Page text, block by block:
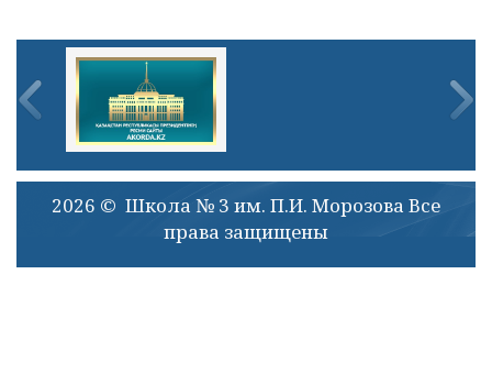
2026 © Школа № 3 им. П.И. Морозова Все
права защищены